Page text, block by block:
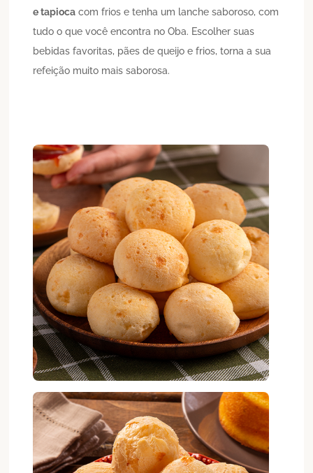
e tapioca com frios e tenha um lanche saboroso, com
tudo o que você encontra no Oba. Escolher suas
bebidas favoritas, pães de queijo e frios, torna a sua
refeição muito mais saborosa.